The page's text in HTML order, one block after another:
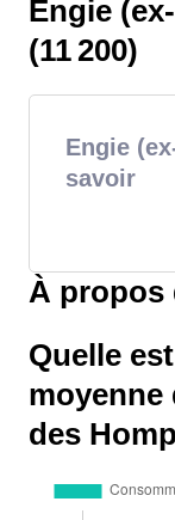
Engie
(11 200)
Engie
savoir
À propos
Quelle
moyenne
des